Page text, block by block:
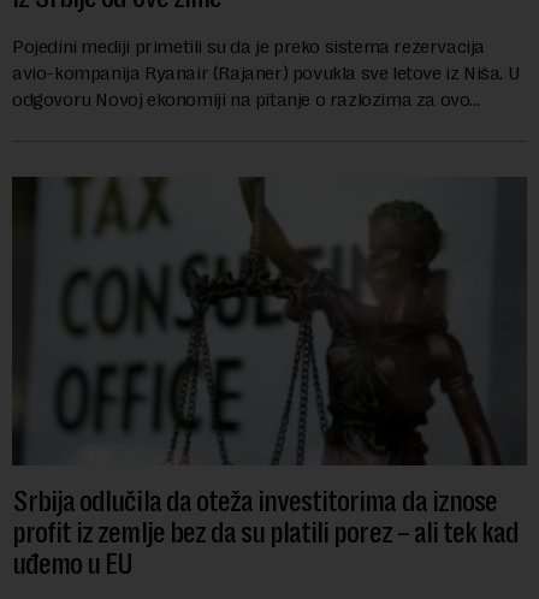
Pojedini mediji primetili su da je preko sistema rezervacija
avio-kompanija Ryanair (Rajaner) povukla sve letove iz Niša. U
odgovoru Novoj ekonomiji na pitanje o razlozima za ovo
Srbija odlučila da oteža investitorima da iznose
profit iz zemlje bez da su platili porez – ali tek kad
uđemo u EU